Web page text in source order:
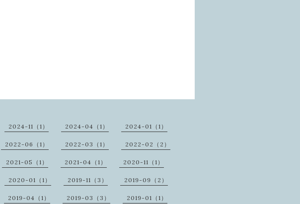
2024-11（1） 2024-04（1） 2024-01（1）
2022-06（1） 2022-03（1） 2022-02（2）
2021-05（1） 2021-04（1） 2020-11（1）
2020-01（1） 2019-11（3） 2019-09（2）
2019-04（1） 2019-03（3） 2019-01（1）